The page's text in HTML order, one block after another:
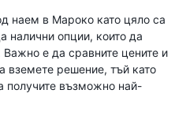
наем в Мароко като цяло са
налични опции, които да
е да сравните цените и
вземете решение, тъй като
получите възможно най-